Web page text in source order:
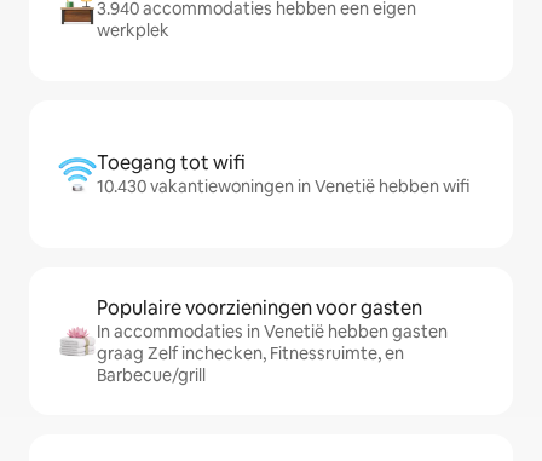
3.940 accommodaties hebben een eigen
werkplek
Toegang tot wifi
10.430 vakantiewoningen in Venetië hebben wifi
Populaire voorzieningen voor gasten
In accommodaties in Venetië hebben gasten
graag Zelf inchecken, Fitnessruimte, en
Barbecue/grill